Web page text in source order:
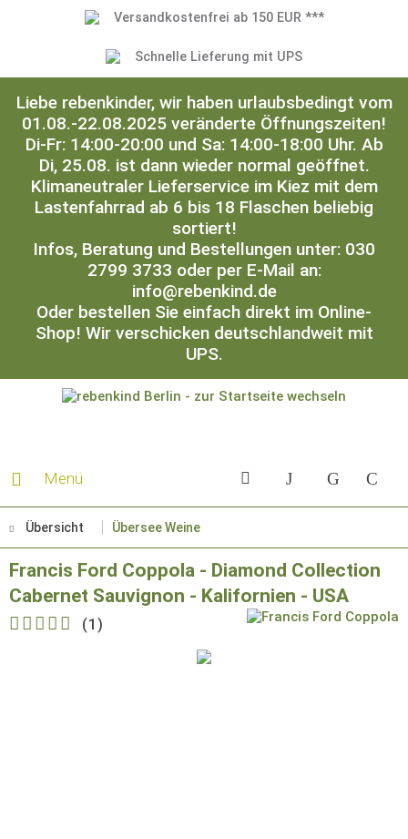
Versandkostenfrei ab 150 EUR ***
Schnelle Lieferung mit UPS
Liebe rebenkinder, wir haben urlaubsbedingt vom
01.08.-22.08.2025 veränderte Öffnungszeiten!
Di-Fr: 14:00-20:00 und Sa: 14:00-18:00 Uhr. Ab
Di, 25.08. ist dann wieder normal geöffnet.
Klimaneutraler Lieferservice im Kiez mit dem
Lastenfahrrad ab 6 bis 18 Flaschen beliebig
sortiert!
Infos, Beratung und Bestellungen unter: 030
2799 3733 oder per E-Mail an:
info@rebenkind.de
Oder bestellen Sie einfach direkt im Online-
Shop! Wir verschicken deutschlandweit mit
UPS.
Menü
Übersicht Übersee Weine
Francis Ford Coppola - Diamond Collection
Cabernet Sauvignon - Kalifornien - USA
(1 )